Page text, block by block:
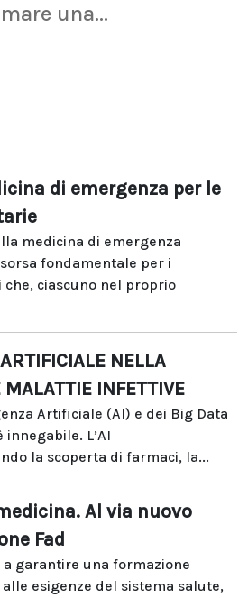
una...
di emergenza per le
medicina di emergenza
fondamentale per i
ciascuno nel proprio
NELLA
MALATTIE INFETTIVE
Artificiale (AI) e dei Big Data
L’AI
la scoperta di farmaci, la...
Al via nuovo
Fad
garantire una formazione
esigenze del sistema salute,